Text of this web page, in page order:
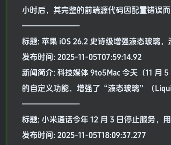
小时后，其完整的前端源代码因配置错误而
———————-
标题: 苹果 iOS 26.2 史诗级增强液态玻璃
发布时间: 2025-11-05T07:59:14.92
新闻简介: 科技媒体 9to5Mac 今天（11 月
的自定义功能，增强了“液态玻璃”（
———————-
标题: 小米通话今年 12 月 3 日停止服务，
发布时间: 2025-11-05T18:09:37.277